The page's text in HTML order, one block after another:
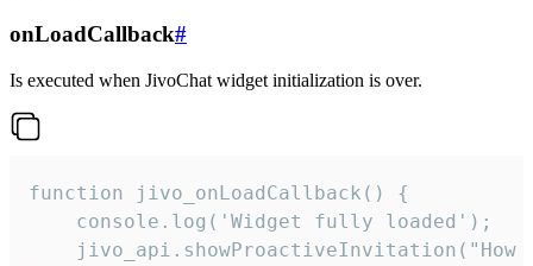
onLoadCallback#
Is executed when JivoChat widget initialization is over.
function jivo_onLoadCallback() {
    console.log('Widget fully loaded');
jivo_api.showProactiveInvitation("How